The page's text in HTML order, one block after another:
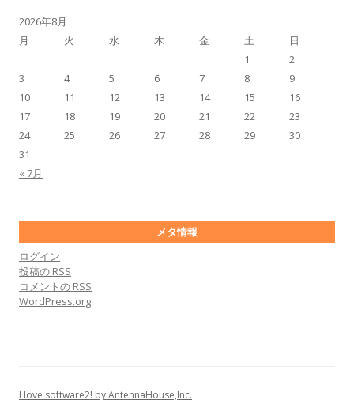
2026年8月
月
火 水 木 金 土 日
« 7月
1
2
3
4 5 6 7 8
9
10
11 12 13 14 15
16
17
18 19 20 21 22
23
24
25 26 27 28 29
30
31
メタ情報
ログイン
投稿の RSS
コメントの RSS
WordPress.org
I love software2! by AntennaHouse,Inc.